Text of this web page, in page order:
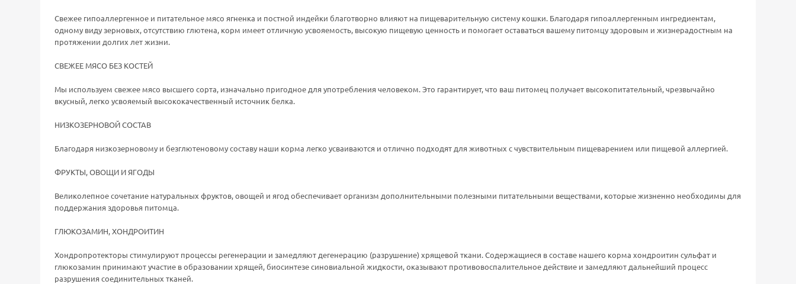
Свежее гипоаллергенное и питательное мясо ягненка и постной индейки благотворно влияют на пищеварительную систему кошки. Благодаря гипоаллергенным ингредиентам,
одному виду зерновых, отсутствию глютена, корм имеет отличную усвояемость, высокую пищевую ценность и помогает оставаться вашему питомцу здоровым и жизнерадостным на
протяжении долгих лет жизни.
СВЕЖЕЕ МЯСО БЕЗ КОСТЕЙ
Мы используем свежее мясо высшего сорта, изначально пригодное для употребления человеком. Это гарантирует, что ваш питомец получает высокопитательный, чрезвычайно
вкусный, легко усвояемый высококачественный источник белка.
НИЗКОЗЕРНОВОЙ СОСТАВ
Благодаря низкозерновому и безглютеновому составу наши корма легко усваиваются и отлично подходят для животных с чувствительным пищеварением или пищевой аллергией.
ФРУКТЫ, ОВОЩИ И ЯГОДЫ
Великолепное сочетание натуральных фруктов, овощей и ягод обеспечивает организм дополнительными полезными питательными веществами, которые жизненно необходимы для
поддержания здоровья питомца.
ГЛЮКОЗАМИН, ХОНДРОИТИН
Хондропротекторы стимулируют процессы регенерации и замедляют дегенерацию (разрушение) хрящевой ткани. Содержащиеся в составе нашего корма хондроитин сульфат и
глюкозамин принимают участие в образовании хрящей, биосинтезе синовиальной жидкости, оказывают противовоспалительное действие и замедляют дальнейший процесс
разрушения соединительных тканей.